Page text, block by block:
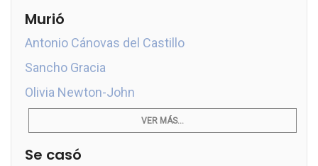
Murió
Antonio Cánovas del Castillo
Sancho Gracia
Olivia Newton-John
VER MÁS...
Se casó